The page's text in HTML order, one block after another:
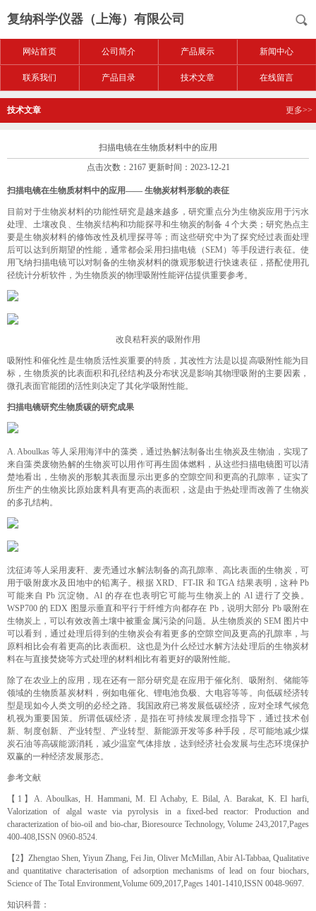
复纳科学仪器（上海）有限公司
网站首页 公司简介 产品展示 新闻中心
联系我们 产品目录 技术文章 在线留言
技术文章 更多>>
扫描电镜在生物质材料中的应用
点击次数：2167 更新时间：2023-12-21
扫描电镜在生物质材料中的应用—— 生物炭材料形貌的表征
目前对于生物炭材料的功能性研究是越来越多，研究重点分为生物炭应用于污水
处理、土壤改良、生物炭结构和功能探寻和生物炭的制备 4 个大类；研究热点主
要是生物炭材料的修饰改性及机理探寻等；而这些研究中为了探究经过表面处理
后可以达到所期望的性能，通常都会采用扫描电镜（SEM）等手段进行表征。使
用飞纳扫描电镜可以对制备的生物炭材料的微观形貌进行快速表征，搭配使用孔
径统计分析软件，为生物质炭的物理吸附性能评估提供重要参考。
改良秸秆炭的吸附作用
吸附性和催化性是生物质活性炭重要的特质，其改性方法是以提高吸附性能为目
标，生物质炭的比表面积和孔径结构及分布状况是影响其物理吸附的主要因素，
微孔表面官能团的活性则决定了其化学吸附性能。
扫描电镜研究生物质碳的研究成果
A. Aboulkas 等人采用海洋中的藻类，通过热解法制备出生物炭及生物油，实现了
来自藻类废物热解的生物炭可以用作可再生固体燃料，从这些扫描电镜图可以清
楚地看出，生物炭的形貌其表面显示出更多的空隙空间和更高的孔隙率，证实了
所生产的生物炭比原始废料具有更高的表面积，这是由于热处理而改善了生物炭
的多孔结构。
沈征涛等人采用麦秆、麦壳通过水解法制备的高孔隙率、高比表面的生物炭，可
用于吸附废水及田地中的铅离子。根据 XRD、FT‑IR 和 TGA 结果表明，这种 Pb
可能来自 Pb 沉淀物。Al 的存在也表明它可能与生物炭上的 Al 进行了交换。
WSP700 的 EDX 图显示垂直和平行于纤维方向都存在 Pb，说明大部分 Pb 吸附在
生物炭上，可以有效改善土壤中被重金属污染的问题。从生物质炭的 SEM 图片中
可以看到，通过处理后得到的生物炭会有着更多的空隙空间及更高的孔隙率，与
原料相比会有着更高的比表面积。这也是为什么经过水解方法处理后的生物炭材
料在与直接焚烧等方式处理的材料相比有着更好的吸附性能。
除了在农业上的应用，现在还有一部分研究是在应用于催化剂、吸附剂、储能等
领域的生物质基炭材料，例如电催化、锂电池负极、大电容等等。向低碳经济转
型是现如今人类文明的必经之路。我国政府已将发展低碳经济，应对全球气候危
机视为重要国策。所谓低碳经济，是指在可持续发展理念指导下，通过技术创
新、制度创新、产业转型、产业转型、新能源开发等多种手段，尽可能地减少煤
炭石油等高碳能源消耗，减少温室气体排放，达到经济社会发展与生态环境保护
双赢的一种经济发展形态。
参考文献
【1】A. Aboulkas, H. Hammani, M. El Achaby, E. Bilal, A. Barakat, K. El harfi,
Valorization of algal waste via pyrolysis in a fixed-bed reactor: Production and
characterization of bio-oil and bio-char, Bioresource Technology, Volume 243,2017,Pages
400-408,ISSN 0960-8524.‍‍
【2】Zhengtao Shen, Yiyun Zhang, Fei Jin, Oliver McMillan, Abir Al-Tabbaa, Qualitative
and quantitative characterisation of adsorption mechanisms of lead on four biochars,
Science of The Total Environment,Volume 609,2017,Pages 1401-1410,ISSN 0048-9697.‍
知识科普：